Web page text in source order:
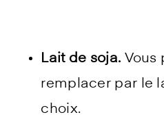
Lait de soja. Vous
remplacer par le
choix.